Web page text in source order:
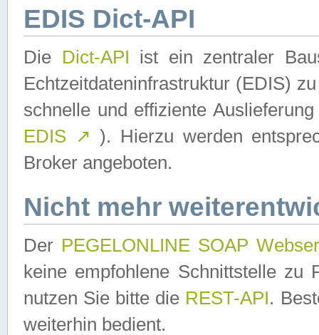
EDIS Dict-API
Die Dict-API ist ein zentraler
Echtzeitdateninfrastruktur (EDIS)
schnelle und effiziente
EDIS ↗ ). Hierzu werden
Broker angeboten.
Nicht mehr
Der PEGELONLINE SOAP
keine empfohlene Schnittstelle zu
nutzen Sie bitte die REST-API.
weiterhin bedient.